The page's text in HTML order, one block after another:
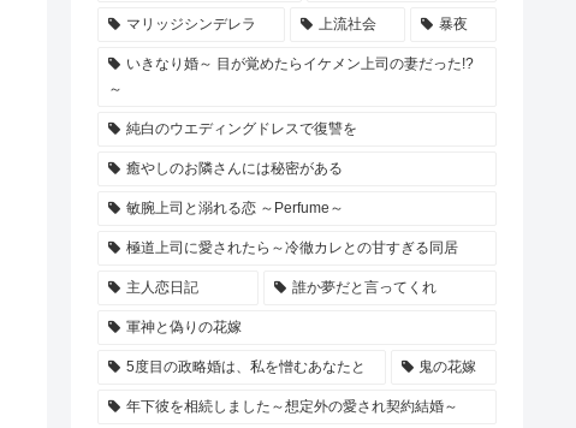
マリッジシンデレラ 上流社会 暴夜
いきなり婚～ 目が覚めたらイケメン上司の妻だった!?
～
純白のウエディングドレスで復讐を
癒やしのお隣さんには秘密がある
敏腕上司と溺れる恋 ～Perfume～
極道上司に愛されたら～冷徹カレとの甘すぎる同居
主人恋日記 誰か夢だと言ってくれ
軍神と偽りの花嫁
5度目の政略婚は、私を憎むあなたと 鬼の花嫁
年下彼を相続しました～想定外の愛され契約結婚～